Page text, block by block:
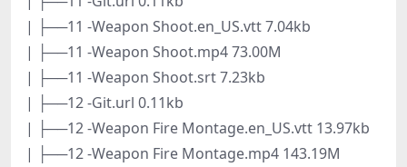
| ├──11 -Weapon Shoot.en_US.vtt 7.04kb
| ├──11 -Weapon Shoot.mp4 73.00M
| ├──11 -Weapon Shoot.srt 7.23kb
| ├──12 -Git.url 0.11kb
| ├──12 -Weapon Fire Montage.en_US.vtt 13.97kb
| ├──12 -Weapon Fire Montage.mp4 143.19M